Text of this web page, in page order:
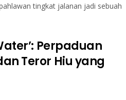
tingkat jalanan jadi sebuah
Perpaduan
Teror Hiu yang